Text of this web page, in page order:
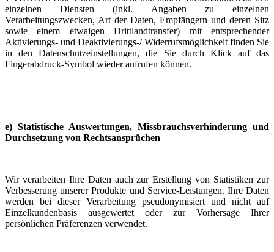
einzelnen Diensten (inkl. Angaben zu einzelnen
Verarbeitungszwecken, Art der Daten, Empfängern und deren Sitz
sowie einem etwaigen Drittlandtransfer) mit entsprechender
Aktivierungs- und Deaktivierungs-/ Widerrufsmöglichkeit finden Sie
in den Datenschutzeinstellungen, die Sie durch Klick auf das
Fingerabdruck-Symbol wieder aufrufen können.
e) Statistische Auswertungen, Missbrauchsverhinderung und
Durchsetzung von Rechtsansprüchen
Wir verarbeiten Ihre Daten auch zur Erstellung von Statistiken zur
Verbesserung unserer Produkte und Service-Leistungen. Ihre Daten
werden bei dieser Verarbeitung pseudonymisiert und nicht auf
Einzelkundenbasis ausgewertet oder zur Vorhersage Ihrer
persönlichen Präferenzen verwendet.